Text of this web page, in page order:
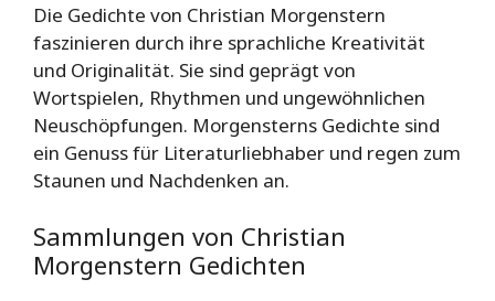
Die Gedichte von Christian Morgenstern
faszinieren durch ihre sprachliche Kreativität
und Originalität. Sie sind geprägt von
Wortspielen, Rhythmen und ungewöhnlichen
Neuschöpfungen. Morgensterns Gedichte sind
ein Genuss für Literaturliebhaber und regen zum
Staunen und Nachdenken an.
Sammlungen von Christian
Morgenstern Gedichten